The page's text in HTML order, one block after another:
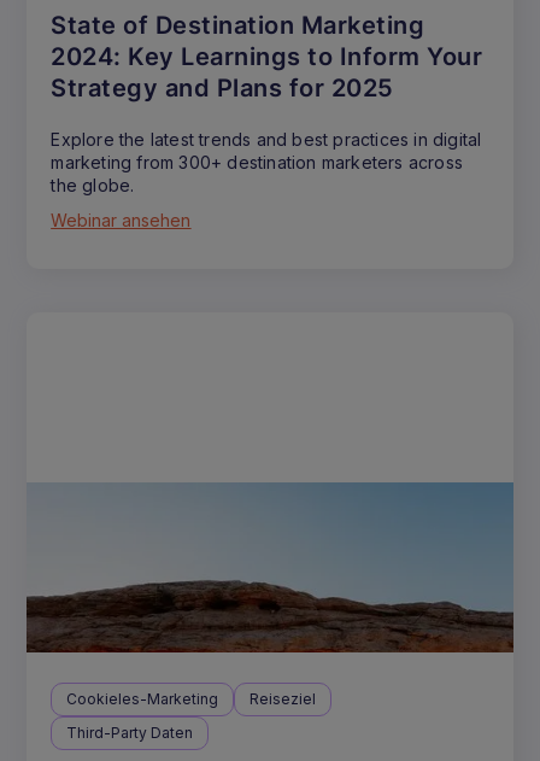
State of Destination Marketing
2024: Key Learnings to Inform Your
Strategy and Plans for 2025
Explore the latest trends and best practices in digital
marketing from 300+ destination marketers across
the globe.
Webinar ansehen
Cookieles-Marketing
Reiseziel
Third-Party Daten